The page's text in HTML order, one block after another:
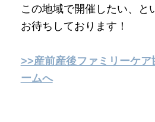
この地域で開催したい、と
お待ちしております！
>>産前産後ファミリーケア
ームへ